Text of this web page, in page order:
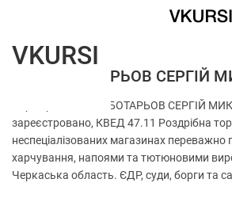
ФОП ЧЕБОТАРЬОВ СЕРГІЙ
Перевірка ФОП ЧЕБОТАРЬОВ СЕРГІЙ
зареєстровано, КВЕД 47.11 Роздрібна
неспеціалізованих магазинах переважно
харчування, напоями та тютюновими
Черкаська область. ЄДР, суди, борги та
VKURSI